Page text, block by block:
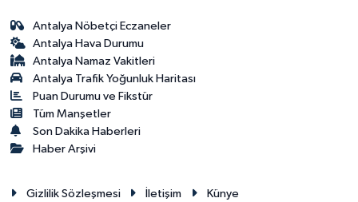
Antalya Nöbetçi Eczaneler
Antalya Hava Durumu
Antalya Namaz Vakitleri
Antalya Trafik Yoğunluk Haritası
Puan Durumu ve Fikstür
Tüm Manşetler
Son Dakika Haberleri
Haber Arşivi
Gizlilik Sözleşmesi İletişim Künye